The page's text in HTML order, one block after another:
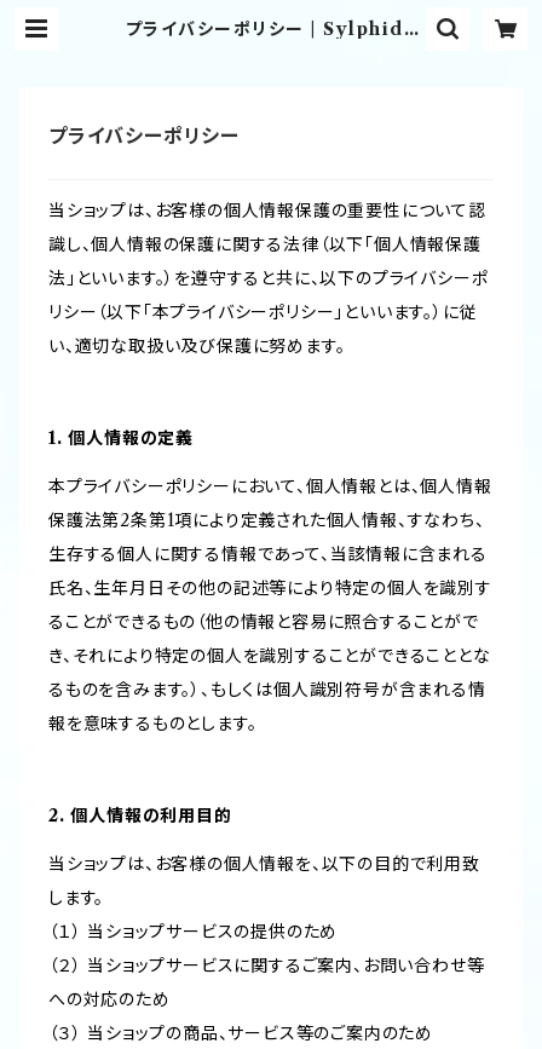
プライバシーポリシー | Sylphide
プライバシーポリシー
当ショップは、お客様の個人情報保護の重要性について認
識し、個人情報の保護に関する法律（以下「個人情報保護
法」といいます。）を遵守すると共に、以下のプライバシーポ
リシー（以下「本プライバシーポリシー」といいます。）に従
い、適切な取扱い及び保護に努めます。
1. 個人情報の定義
本プライバシーポリシーにおいて、個人情報とは、個人情報
保護法第2条第1項により定義された個人情報、すなわち、
生存する個人に関する情報であって、当該情報に含まれる
氏名、生年月日その他の記述等により特定の個人を識別す
ることができるもの（他の情報と容易に照合することがで
き、それにより特定の個人を識別することができることとな
るものを含みます。）、もしくは個人識別符号が含まれる情
報を意味するものとします。
2. 個人情報の利用目的
当ショップは、お客様の個人情報を、以下の目的で利用致
します。
（１） 当ショップサービスの提供のため
（２） 当ショップサービスに関するご案内、お問い合わせ等
への対応のため
（３） 当ショップの商品、サービス等のご案内のため